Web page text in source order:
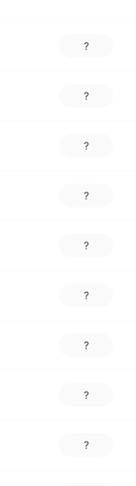
?
?
?
?
?
?
?
?
?